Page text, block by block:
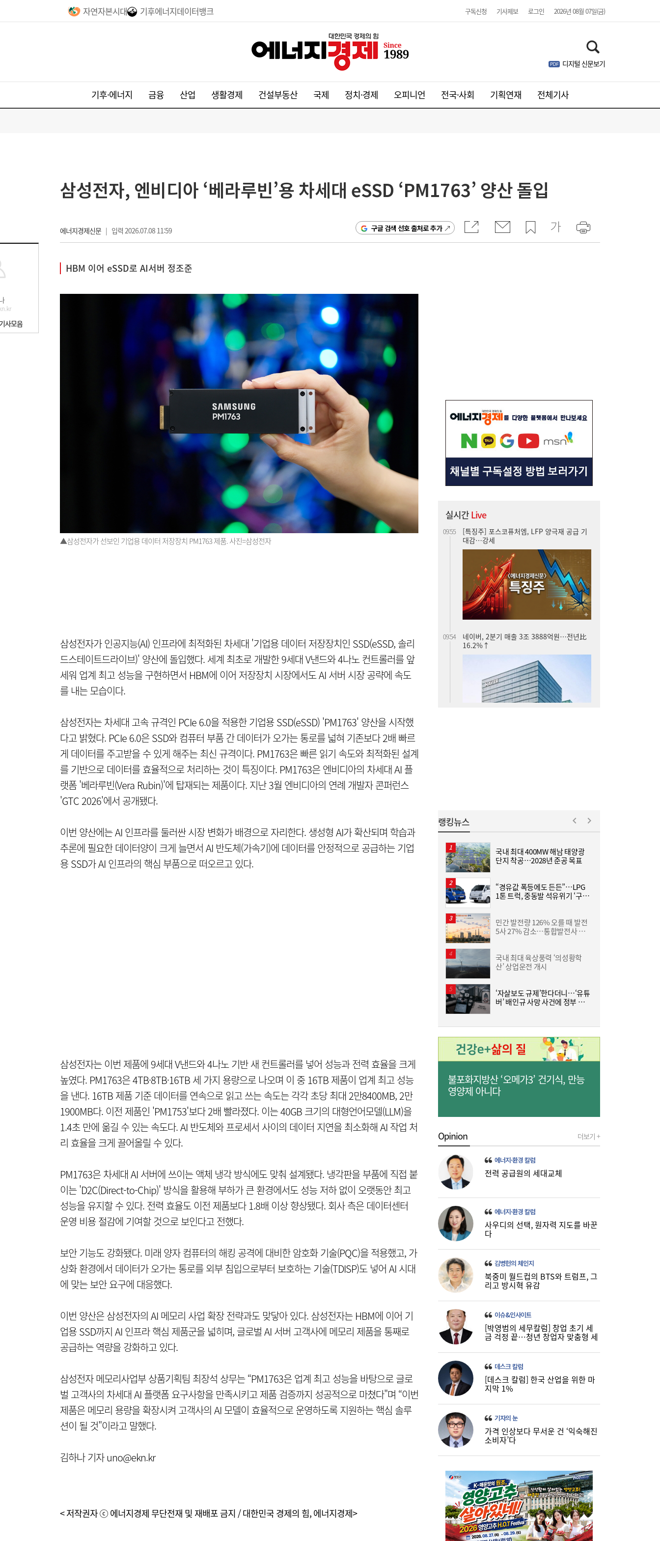
자연자본시대 기후에너지데이터뱅크 구독신청 기사제보 로그인 2026년 08월 07일(금)
디지털 신문보기
기후·에너지 금융 산업 생활경제 건설부동산 국제 정치·경제 오피니언 전국·사회 기획연재 전체기사
사모음
삼성전자, 엔비디아 ‘베라루빈’용 차세대 eSSD ‘PM1763’ 양산 돌입
에너지경제신문| 입력 2026.07.08 11:59 구글 검색 선호 출처로 추가
HBM 이어 eSSD로 AI서버 정조준
▲삼성전자가 선보인 기업용 데이터 저장장치 PM1763 제품. 사진=삼성전자
삼성전자가 인공지능(AI) 인프라에 최적화된 차세대 '기업용 데이터 저장장치인 SSD(eSSD, 솔리
드스테이트드라이브)' 양산에 돌입했다. 세계 최초로 개발한 9세대 V낸드와 4나노 컨트롤러를 앞
세워 업계 최고 성능을 구현하면서 HBM에 이어 저장장치 시장에서도 AI 서버 시장 공략에 속도
를 내는 모습이다.
삼성전자는 차세대 고속 규격인 PCIe 6.0을 적용한 기업용 SSD(eSSD) 'PM1763' 양산을 시작했
다고 밝혔다. PCIe 6.0은 SSD와 컴퓨터 부품 간 데이터가 오가는 통로를 넓혀 기존보다 2배 빠르
게 데이터를 주고받을 수 있게 해주는 최신 규격이다. PM1763은 빠른 읽기 속도와 최적화된 설계
를 기반으로 데이터를 효율적으로 처리하는 것이 특징이다. PM1763은 엔비디아의 차세대 AI 플
랫폼 '베라루빈(Vera Rubin)'에 탑재되는 제품이다. 지난 3월 엔비디아의 연례 개발자 콘퍼런스
'GTC 2026'에서 공개됐다.
이번 양산에는 AI 인프라를 둘러싼 시장 변화가 배경으로 자리한다. 생성형 AI가 확산되며 학습과
추론에 필요한 데이터양이 크게 늘면서 AI 반도체(가속기)에 데이터를 안정적으로 공급하는 기업
용 SSD가 AI 인프라의 핵심 부품으로 떠오르고 있다.
삼성전자는 이번 제품에 9세대 V낸드와 4나노 기반 새 컨트롤러를 넣어 성능과 전력 효율을 크게
높였다. PM1763은 4TB·8TB·16TB 세 가지 용량으로 나오며 이 중 16TB 제품이 업계 최고 성능
을 낸다. 16TB 제품 기준 데이터를 연속으로 읽고 쓰는 속도는 각각 초당 최대 2만8400MB, 2만
1900MB다. 이전 제품인 'PM1753'보다 2배 빨라졌다. 이는 40GB 크기의 대형언어모델(LLM)을
1.4초 만에 옮길 수 있는 속도다. AI 반도체와 프로세서 사이의 데이터 지연을 최소화해 AI 작업 처
리 효율을 크게 끌어올릴 수 있다.
PM1763은 차세대 AI 서버에 쓰이는 액체 냉각 방식에도 맞춰 설계됐다. 냉각판을 부품에 직접 붙
이는 'D2C(Direct-to-Chip)' 방식을 활용해 부하가 큰 환경에서도 성능 저하 없이 오랫동안 최고
성능을 유지할 수 있다. 전력 효율도 이전 제품보다 1.8배 이상 향상됐다. 회사 측은 데이터센터
운영 비용 절감에 기여할 것으로 보인다고 전했다.
보안 기능도 강화됐다. 미래 양자 컴퓨터의 해킹 공격에 대비한 암호화 기술(PQC)을 적용했고, 가
상화 환경에서 데이터가 오가는 통로를 외부 침입으로부터 보호하는 기술(TDISP)도 넣어 AI 시대
에 맞는 보안 요구에 대응했다.
이번 양산은 삼성전자의 AI 메모리 사업 확장 전략과도 맞닿아 있다. 삼성전자는 HBM에 이어 기
업용 SSD까지 AI 인프라 핵심 제품군을 넓히며, 글로벌 AI 서버 고객사에 메모리 제품을 통째로
공급하는 역량을 강화하고 있다.
삼성전자 메모리사업부 상품기획팀 최장석 상무는 “PM1763은 업계 최고 성능을 바탕으로 글로
벌 고객사의 차세대 AI 플랫폼 요구사항을 만족시키고 제품 검증까지 성공적으로 마쳤다"며 “이번
제품은 메모리 용량을 확장시켜 고객사의 AI 모델이 효율적으로 운영하도록 지원하는 핵심 솔루
션이 될 것"이라고 말했다.
김하나 기자 uno@ekn.kr
< 저작권자 ⓒ 에너지경제 무단전재 및 재배포 금지 / 대한민국 경제의 힘, 에너지경제>
실시간Live
[특징주] 포스코퓨처엠, LFP 양극재 공급 기
대감…강세
09:54
네이버, 2분기 매출 3조 3888억원…전년比
16.2%↑
09:50
[특징주] 엘앤에프, 2분기 흑자전환·분기 최
대 출하 실적…강세
09:15
“201g, 이렇게 가벼워졌어?” 갤럭시 폴더블
오늘 출격
09:09
“원정 출산 자녀에 美 시민권 금지”…트럼프,
행정명령 서명
09:07
“8월 둘째 주 역대 최대 전력수요 97.1GW 넘
을 수도”
08:53
“농협 지방 간다?”…산은 때보다 판 커진 금
융기관 지방이전 논란
랭킹뉴스
국내 최대 400MW 해남 태양광
단지 착공…2028년 준공 목표
“경유값 폭등에도 든든”…LPG
1톤 트럭, 중동발 석유위기 ‘구원
민간 발전량 126% 오를 때 발전
5사 27% 감소…통합발전사 출
국내 최대 육상풍력 ‘의성황학
산’ 상업운전 개시
‘자살보도 규제’한다더니…‘유튜
버’ 배인규 사망 사건에 정부 대
불포화지방산 ‘오메가3’ 건기식, 만능
영양제 아니다
Opinion 더보기 +
에너지·환경 칼럼
전력 공급원의 세대교체
에너지·환경 칼럼
사우디의 선택, 원자력 지도를 바꾼
다
김병헌의 체인지
북중미 월드컵의 BTS와 트럼프, 그
리고 방시혁 유감
이슈&인사이트
[박영범의 세무칼럼] 창업 초기 세
금 걱정 끝…청년 창업자 맞춤형 세
데스크 칼럼
[데스크 칼럼] 한국 산업을 위한 마
지막 1%
기자의 눈
가격 인상보다 무서운 건 ‘익숙해진
소비자’다